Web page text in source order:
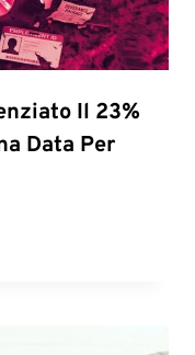
Il 23%
Data Per